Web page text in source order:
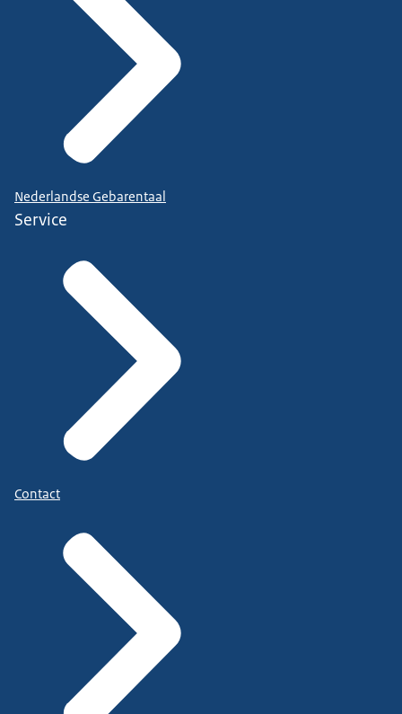
Nederlandse Gebarentaal
Service
Contact